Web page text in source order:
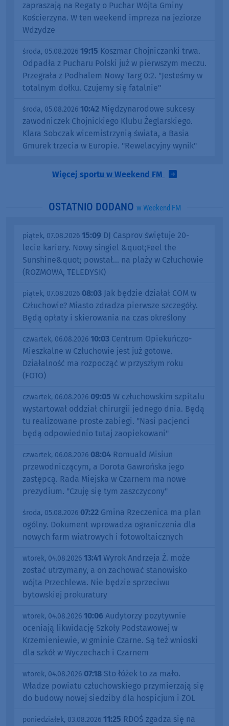
zapraszają na Regaty o Puchar Wójta Gminy
Kościerzyna. W ten weekend impreza na jeziorze
Wdzydze
środa, 05.08.2026 19:15 Koszmar Chojniczanki trwa.
Odpadła z Pucharu Polski już w pierwszym meczu.
Przegrała z Podhalem Nowy Targ 0:2. "Jesteśmy w
totalnym dołku. Czujemy się fatalnie"
środa, 05.08.2026 10:42 Międzynarodowe sukcesy
zawodniczek Chojnickiego Klubu Żeglarskiego.
Klara Sobczak wicemistrzynią świata, a Basia
Gmurek trzecia w Europie. "Rewelacyjny wynik"
Więcej sportu w Weekend FM
OSTATNIO DODANO w Weekend FM
piątek, 07.08.2026 15:09 DJ Casprov świętuje 20-
lecie kariery. Nowy singiel &quot;Feel the
Sunshine&quot; powstał... na plaży w Człuchowie
(ROZMOWA, TELEDYSK)
piątek, 07.08.2026 08:03 Jak będzie działał COM w
Człuchowie? Miasto zdradza pierwsze szczegóły.
Będą opłaty i skierowania na czas określony
czwartek, 06.08.2026 10:03 Centrum Opiekuńczo-
Mieszkalne w Człuchowie jest już gotowe.
Działalność ma rozpocząć w przyszłym roku
(FOTO)
czwartek, 06.08.2026 09:05 W człuchowskim szpitalu
wystartował oddział chirurgii jednego dnia. Będą
tu realizowane proste zabiegi. "Nasi pacjenci
będą odpowiednio tutaj zaopiekowani"
czwartek, 06.08.2026 08:04 Romuald Misiun
przewodniczącym, a Dorota Gawrońska jego
zastępcą. Rada Miejska w Czarnem ma nowe
prezydium. "Czuję się tym zaszczycony"
środa, 05.08.2026 07:22 Gmina Rzeczenica ma plan
ogólny. Dokument wprowadza ograniczenia dla
nowych farm wiatrowych i fotowoltaicznych
wtorek, 04.08.2026 13:41 Wyrok Andrzeja Ż. może
zostać utrzymany, a on zachować stanowisko
wójta Przechlewa. Nie będzie sprzeciwu
bytowskiej prokuratury
wtorek, 04.08.2026 10:06 Audytorzy pozytywnie
oceniają likwidację Szkoły Podstawowej w
Krzemieniewie, w gminie Czarne. Są też wnioski
dla szkół w Wyczechach i Czarnem
wtorek, 04.08.2026 07:18 Sto łóżek to za mało.
Władze powiatu człuchowskiego przymierzają się
do budowy nowej siedziby dla hospicjum i ZOL
poniedziałek, 03.08.2026 11:25 RDOŚ zgadza się na